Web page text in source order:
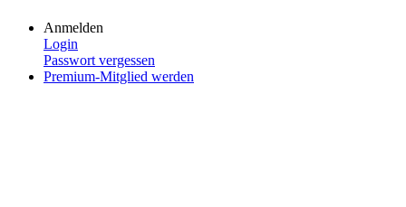
Anmelden
Login
Passwort vergessen
Premium-Mitglied werden